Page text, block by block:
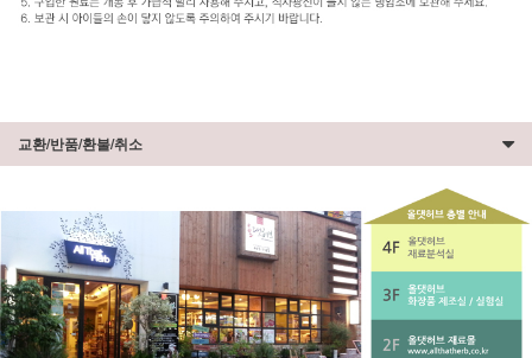
교환/반품/환불/취소